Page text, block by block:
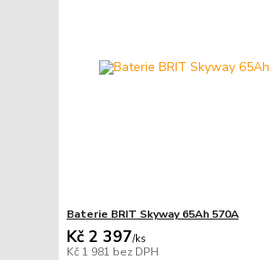
Baterie BRIT Skyway 65Ah 570A
Kč 2 397/ks
Kč 1 981 bez DPH